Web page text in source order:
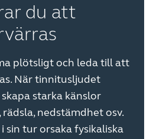
du att
plötsligt och leda till att
När tinnitusljudet
starka känslor
nedstämdhet osv.
sin tur orsaka fysikaliska